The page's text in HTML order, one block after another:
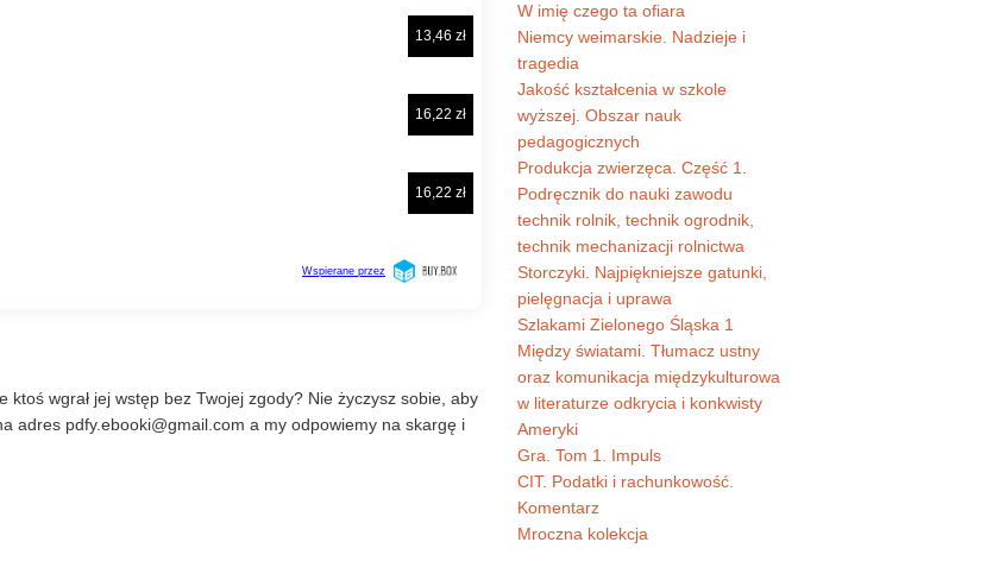
ktoś wgrał jej wstęp bez Twojej zgody? Nie życzysz sobie, aby
adres pdfy.ebooki@gmail.com a my odpowiemy na skargę i
W imię czego ta ofiara
Niemcy weimarskie. Nadzieje i
tragedia
Jakość kształcenia w szkole
wyższej. Obszar nauk
pedagogicznych
Produkcja zwierzęca. Część 1.
Podręcznik do nauki zawodu
technik rolnik, technik ogrodnik,
technik mechanizacji rolnictwa
Storczyki. Najpiękniejsze gatunki,
pielęgnacja i uprawa
Szlakami Zielonego Śląska 1
Między światami. Tłumacz ustny
oraz komunikacja międzykulturowa
w literaturze odkrycia i konkwisty
Ameryki
Gra. Tom 1. Impuls
CIT. Podatki i rachunkowość.
Komentarz
Mroczna kolekcja